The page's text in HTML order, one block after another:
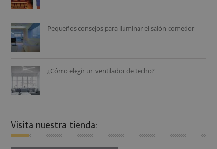
Pequeños consejos para iluminar el salón-comedor
¿Cómo elegir un ventilador de techo?
Visita nuestra tienda: